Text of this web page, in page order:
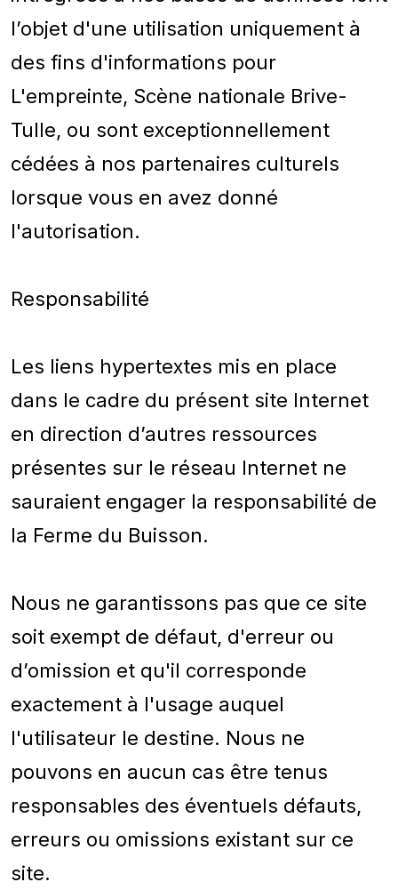
l’objet d'une utilisation uniquement à
des fins d'informations pour
L'empreinte, Scène nationale Brive-
Tulle, ou sont exceptionnellement
cédées à nos partenaires culturels
lorsque vous en avez donné
l'autorisation.
Responsabilité
Les liens hypertextes mis en place
dans le cadre du présent site Internet
en direction d’autres ressources
présentes sur le réseau Internet ne
sauraient engager la responsabilité de
la Ferme du Buisson.
Nous ne garantissons pas que ce site
soit exempt de défaut, d'erreur ou
d’omission et qu'il corresponde
exactement à l'usage auquel
l'utilisateur le destine. Nous ne
pouvons en aucun cas être tenus
responsables des éventuels défauts,
erreurs ou omissions existant sur ce
site.